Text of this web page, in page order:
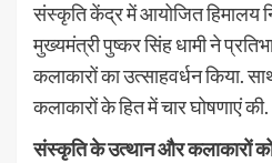
संस्कृति केंद्र में आयोजित हिमालय
मुख्यमंत्री पुष्कर सिंह धामी ने
कलाकारों का उत्साहवर्धन किया.
कलाकारों के हित में चार घोषणाएं की.
संस्कृति के उत्थान और कलाकारों